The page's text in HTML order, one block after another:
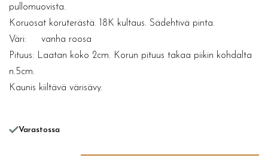
pullomuovista.
Koruosat koruterästä. 18K kultaus. Sädehtivä pinta.
Väri: vanha roosa
Pituus: Laatan koko 2cm. Korun pituus takaa piikin kohdalta
n.5cm.
Kaunis kiiltävä värisävy.
Varastossa